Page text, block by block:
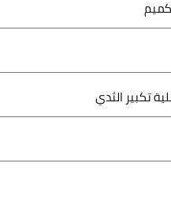
تكبير الثدي